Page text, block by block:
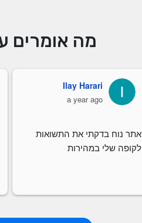
מה אומרים
Ilay Harari
a year ago
אתר נוח בדקתי את התשואות
לקופה שלי במהירות